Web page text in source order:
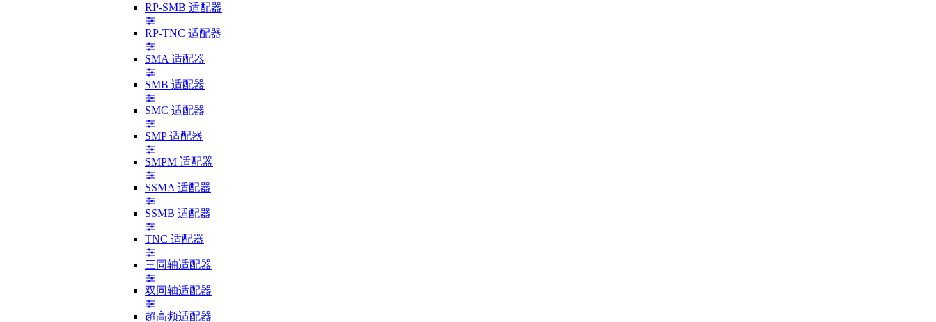
RP-SMB 适配器
RP-TNC 适配器
SMA 适配器
SMB 适配器
SMC 适配器
SMP 适配器
SMPM 适配器
SSMA 适配器
SSMB 适配器
TNC 适配器
三同轴适配器
双同轴适配器
超高频适配器